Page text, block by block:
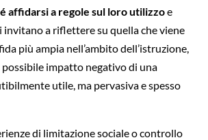
affidarsi a regole sul loro utilizzoe
invitano a riflettere su quella che viene
più ampia nell’ambito dell’istruzione,
impatto negativo di una
utile, ma pervasiva e spesso
di limitazione sociale o controllo